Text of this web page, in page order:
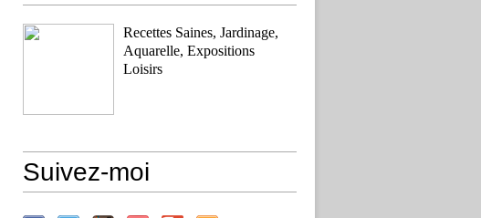
Recettes Saines, Jardinage,
Aquarelle, Expositions
Loisirs
Suivez-moi